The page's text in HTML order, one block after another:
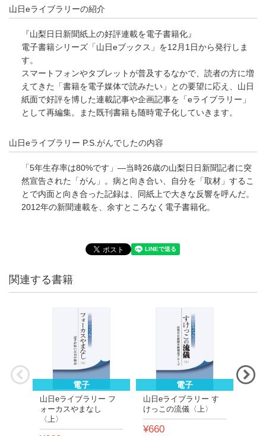
山日eライブラリーの紹介
『山梨日日新聞紙上の好評連載を電子書籍化』
電子書籍シリーズ「山日eブックス」を12月1日から発行しま
す。
スマートフォンやタブレットが普及するなかで、読者の方に増
えてきた「書籍を電子媒体で読みたい」との要望に応え、山日
紙面で好評を博した連載記事や企画記事を「eライブラリー」
として再編集。また既刊書籍も随時電子化していきます。
山日eライブラリー P.S.がんでしたの内容
「5年生存率は80%です」―当時26歳の山梨日日新聞記者に突
然宣告された「がん」。病と向き合い、自分を「取材」するこ
とで内面と向き合った記録は、同紙上で大きな反響を呼んだ。
2012年の新聞連載を、余すところなく電子書籍化。
関連する書籍
電子
山日eライブラリー フ
ォーカスやまなし
〈上〉
電子
山日eライブラリー す
けっこの流儀〈上〉
¥660